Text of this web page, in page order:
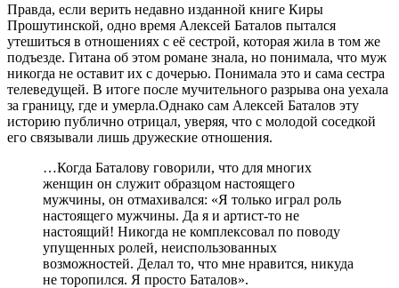
Правда, если верить недавно изданной книге Киры
Прошутинской, одно время Алексей Баталов пытался
утешиться в отношениях с её сестрой, которая жила в том же
подъезде. Гитана об этом романе знала, но понимала, что муж
никогда не оставит их с дочерью. Понимала это и сама сестра
телеведущей. В итоге после мучительного разрыва она уехала
за границу, где и умерла.Однако сам Алексей Баталов эту
историю публично отрицал, уверяя, что с молодой соседкой
его связывали лишь дружеские отношения.
…Когда Баталову говорили, что для многих
женщин он служит образцом настоящего
мужчины, он отмахивался: «Я только играл роль
настоящего мужчины. Да я и артист-то не
настоящий! Никогда не комплексовал по поводу
упущенных ролей, неиспользованных
возможностей. Делал то, что мне нравится, никуда
не торопился. Я просто Баталов».